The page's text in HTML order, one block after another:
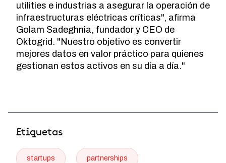
utilities e industrias a asegurar la operación de
infraestructuras eléctricas críticas", afirma
Golam Sadeghnia, fundador y CEO de
Oktogrid. "Nuestro objetivo es convertir
mejores datos en valor práctico para quienes
gestionan estos activos en su día a día."
Etiquetas
startups partnerships